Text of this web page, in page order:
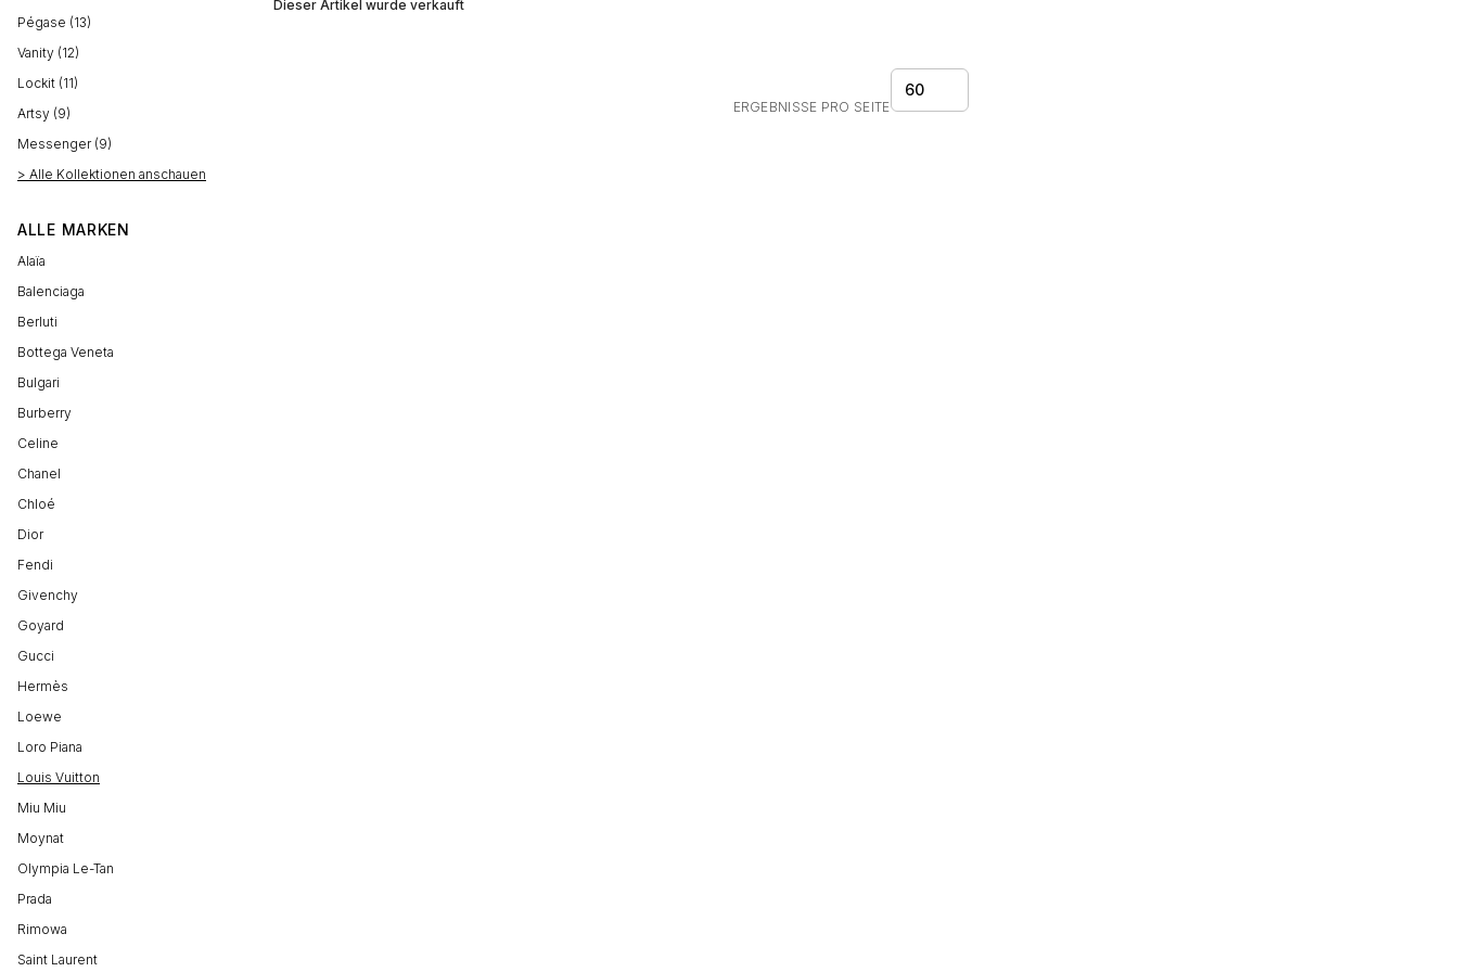
Pégase (13)
Vanity (12)
Lockit (11)
Artsy (9)
Messenger (9)
> Alle Kollektionen anschauen
ALLE MARKEN
Alaïa
Balenciaga
Berluti
Bottega Veneta
Bulgari
Burberry
Celine
Chanel
Chloé
Dior
Fendi
Givenchy
Goyard
Gucci
Hermès
Loewe
Loro Piana
Louis Vuitton
Miu Miu
Moynat
Olympia Le-Tan
Prada
Rimowa
Saint Laurent
Dieser Artikel wurde verkauft
ERGEBNISSE PRO SEITE
60